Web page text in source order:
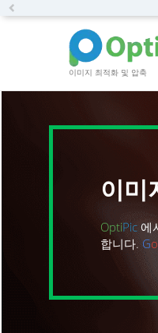
이미지 최적화 및 압축
이미
OptiPic에
합니다. Go